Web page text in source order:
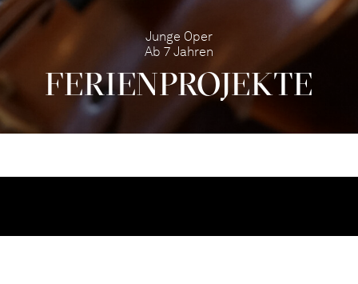
Junge Oper
Ab 7 Jahren
FERIEN­PRO­JEKTE